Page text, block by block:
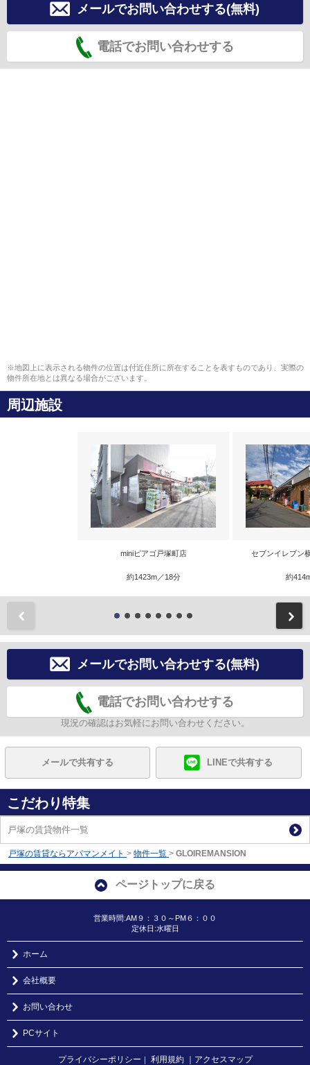
メールでお問い合わせする(無料)
電話でお問い合わせする
※地図上に表示される物件の位置は付近住所に所在することを表すものであり、実際の
物件所在地とは異なる場合がございます。
周辺施設
miniピアゴ戸塚町店
約1423m／18分
セブンイレブン
約
メールでお問い合わせする(無料)
電話でお問い合わせする
現況の確認はお気軽にお問い合わせください。
メールで共有する LINEで共有する
こだわり特集
戸塚の賃貸物件一覧
戸塚の賃貸ならアパマンメイト > 物件一覧 > GLOIREMANSION
ページトップに戻る
営業時間:AM９：３０～PM６：００
定休日:水曜日
ホーム
会社概要
お問い合わせ
PCサイト
プライバシーポリシー 利用規約 ｜アクセスマップ